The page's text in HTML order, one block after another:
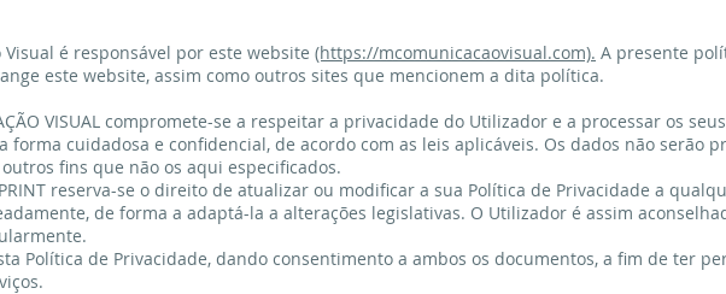
About
Visual é responsável por este website (https://mcomunicacaovisual.com). A presente
este website, assim como outros sites que mencionem a dita política.
VISUAL compromete-se a respeitar a privacidade do Utilizador e a processar os
forma cuidadosa e confidencial, de acordo com as leis aplicáveis. Os dados não serão
fins que não os aqui especificados.
PRINT reserva-se o direito de atualizar ou modificar a sua Política de Privacidade a
de forma a adaptá-la a alterações legislativas. O Utilizador é assim
Política de Privacidade, dando consentimento a ambos os documentos, a fim de ter